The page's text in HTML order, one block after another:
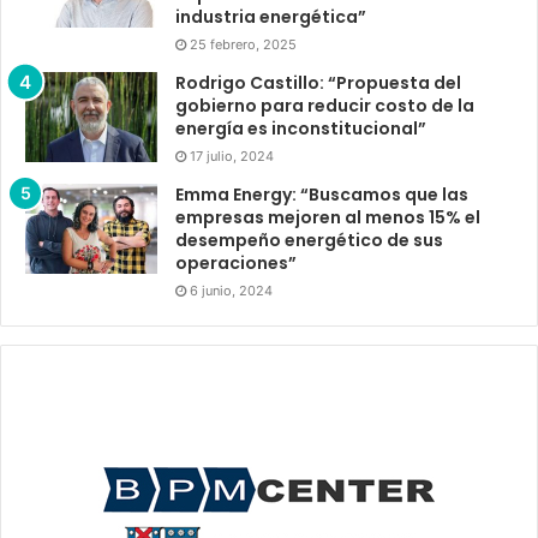
industria energética”
25 febrero, 2025
Rodrigo Castillo: “Propuesta del
gobierno para reducir costo de la
energía es inconstitucional”
17 julio, 2024
Emma Energy: “Buscamos que las
empresas mejoren al menos 15% el
desempeño energético de sus
operaciones”
6 junio, 2024